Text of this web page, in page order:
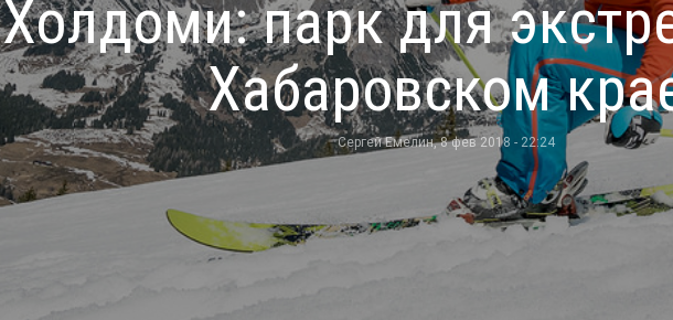
Холдоми: парк для
Хабаровском
Сергей Емелин, 8 фев 2018 - 22:24